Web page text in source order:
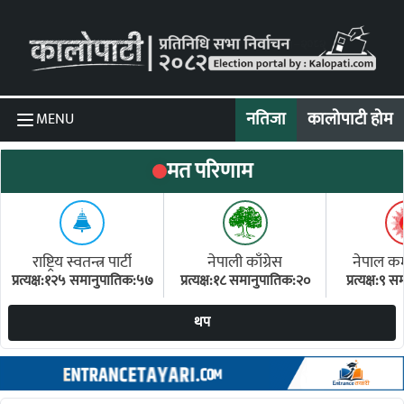
MENU नतिजा कालोपाटी होम
मत परिणाम
राष्ट्रिय स्वतन्त्र पार्टी
प्रत्यक्ष:१२५ समानुपातिक:५७
नेपाली काँग्रेस
प्रत्यक्ष:१८ समानुपातिक:२०
नेपाल
प्रत्यक्ष:९
थप